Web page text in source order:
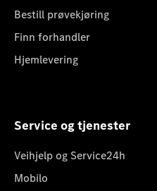
Bestill prøvekjøring
Finn forhandler
Hjemlevering
Service og tjenester
Veihjelp og Service24h
Mobilo